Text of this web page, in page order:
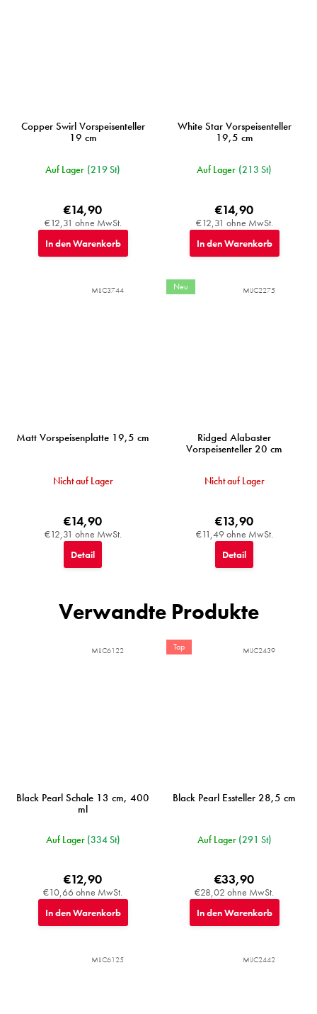
Copper Swirl Vorspeisenteller
19 cm
Auf Lager (219 St)
€12,31 ohne MwSt.
€14,90
In den Warenkorb
White Star Vorspeisenteller
19,5 cm
Auf Lager (213 St)
€12,31 ohne MwSt.
€14,90
In den Warenkorb
Matt Vorspeisenplatte 19,5 cm
Nicht auf Lager
€12,31 ohne MwSt.
€14,90
Detail
MIJC3744 Neu
Ridged Alabaster
Vorspeisenteller 20 cm
Nicht auf Lager
€11,49 ohne MwSt.
€13,90
Detail
MIJC2275
Verwandte Produkte
Black Pearl Schale 13 cm, 400
ml
Auf Lager (334 St)
€10,66 ohne MwSt.
€12,90
In den Warenkorb
MIJC6122 Top
Black Pearl Essteller 28,5 cm
Auf Lager (291 St)
€28,02 ohne MwSt.
€33,90
In den Warenkorb
MIJC2439
MIJC6125 MIJC2442